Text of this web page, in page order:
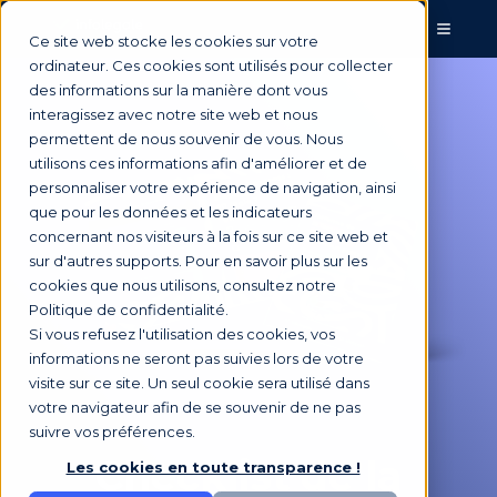
Ce site web stocke les cookies sur votre
ordinateur. Ces cookies sont utilisés pour collecter
des informations sur la manière dont vous
interagissez avec notre site web et nous
permettent de nous souvenir de vous. Nous
utilisons ces informations afin d'améliorer et de
personnaliser votre expérience de navigation, ainsi
que pour les données et les indicateurs
concernant nos visiteurs à la fois sur ce site web et
sur d'autres supports. Pour en savoir plus sur les
cookies que nous utilisons, consultez notre
Politique de confidentialité.
Si vous refusez l'utilisation des cookies, vos
informations ne seront pas suivies lors de votre
visite sur ce site. Un seul cookie sera utilisé dans
votre navigateur afin de se souvenir de ne pas
suivre vos préférences.
Les cookies en toute transparence !
Checklist de la